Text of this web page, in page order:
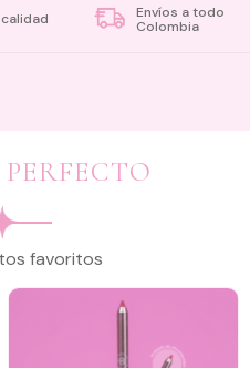
Envíos a todo
Colombia
favoritos